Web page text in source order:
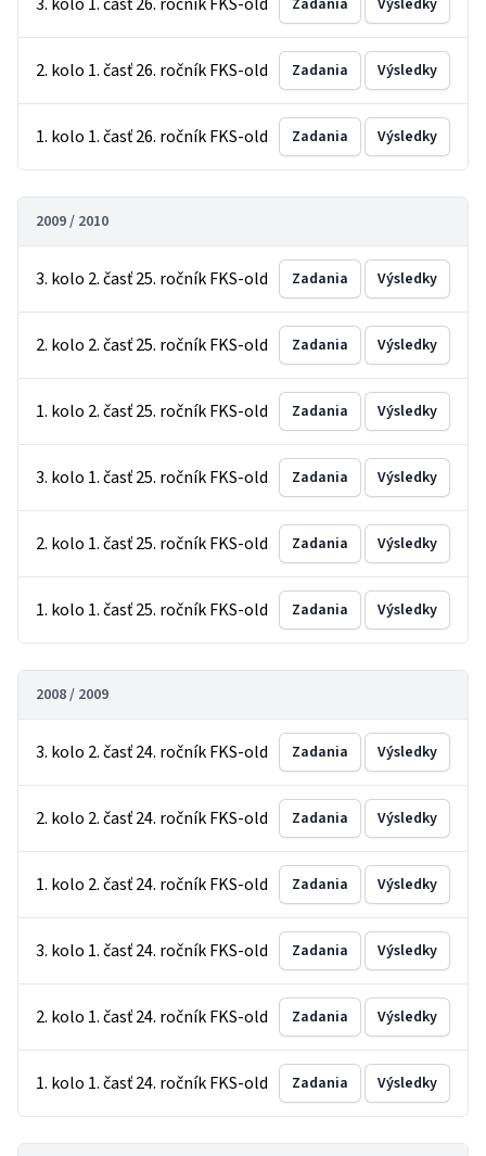
Zadania Výsledky
2. kolo 1. časť 26. ročník FKS-old Zadania Výsledky
1. kolo 1. časť 26. ročník FKS-old Zadania Výsledky
2009 / 2010
3. kolo 2. časť 25. ročník FKS-old Zadania Výsledky
2. kolo 2. časť 25. ročník FKS-old Zadania Výsledky
1. kolo 2. časť 25. ročník FKS-old Zadania Výsledky
3. kolo 1. časť 25. ročník FKS-old Zadania Výsledky
2. kolo 1. časť 25. ročník FKS-old Zadania Výsledky
1. kolo 1. časť 25. ročník FKS-old Zadania Výsledky
2008 / 2009
3. kolo 2. časť 24. ročník FKS-old Zadania Výsledky
2. kolo 2. časť 24. ročník FKS-old Zadania Výsledky
1. kolo 2. časť 24. ročník FKS-old Zadania Výsledky
3. kolo 1. časť 24. ročník FKS-old Zadania Výsledky
2. kolo 1. časť 24. ročník FKS-old Zadania Výsledky
1. kolo 1. časť 24. ročník FKS-old Zadania Výsledky